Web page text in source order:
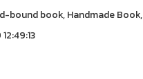
book, Handmade Book,